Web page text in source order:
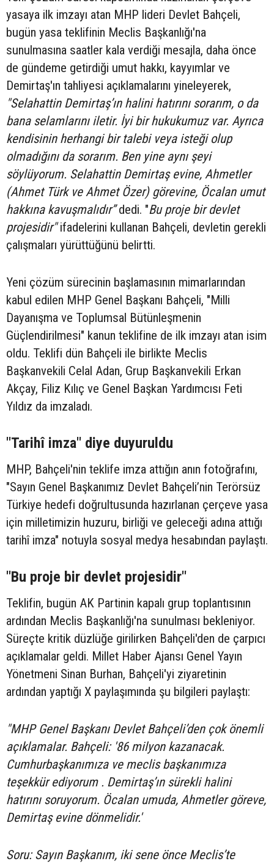
yasaya ilk imzayı atan MHP lideri Devlet Bahçeli,
bugün yasa teklifinin Meclis Başkanlığı'na
sunulmasına saatler kala verdiği mesajla, daha önce
de gündeme getirdiği umut hakkı, kayyımlar ve
Demirtaş'ın tahliyesi açıklamalarını yineleyerek,
"Selahattin Demirtaş’ın halini hatırını sorarım, o da
bana selamlarını iletir. İyi bir hukukumuz var. Ayrıca
kendisinin herhangi bir talebi veya isteği olup
olmadığını da sorarım. Ben yine aynı şeyi
söylüyorum. Selahattin Demirtaş evine, Ahmetler
(Ahmet Türk ve Ahmet Özer) görevine, Öcalan umut
hakkına kavuşmalıdır”dedi. "Bu proje bir devlet
projesidir"ifadelerini kullanan Bahçeli, devletin gerekli
çalışmaları yürüttüğünü belirtti.
Yeni çözüm sürecinin başlamasının mimarlarından
kabul edilen MHP Genel Başkanı Bahçeli, "Milli
Dayanışma ve Toplumsal Bütünleşmenin
Güçlendirilmesi" kanun teklifine de ilk imzayı atan isim
oldu. Teklifi dün Bahçeli ile birlikte Meclis
Başkanvekili Celal Adan, Grup Başkanvekili Erkan
Akçay, Filiz Kılıç ve Genel Başkan Yardımcısı Feti
Yıldız da imzaladı.
"Tarihî imza" diye duyuruldu
MHP, Bahçeli'nin teklife imza attığın anın fotoğrafını,
"Sayın Genel Başkanımız Devlet Bahçeli’nin Terörsüz
Türkiye hedefi doğrultusunda hazırlanan çerçeve yasa
için milletimizin huzuru, birliği ve geleceği adına attığı
tarihî imza" notuyla sosyal medya hesabından paylaştı.
"Bu proje bir devlet projesidir"
Teklifin, bugün AK Partinin kapalı grup toplantısının
ardından Meclis Başkanlığı'na sunulması bekleniyor.
Süreçte kritik düzlüğe girilirken Bahçeli'den de çarpıcı
açıklamalar geldi. Millet Haber Ajansı Genel Yayın
Yönetmeni Sinan Burhan, Bahçeli'yi ziyaretinin
ardından yaptığı X paylaşımında şu bilgileri paylaştı:
"MHP Genel Başkanı Devlet Bahçeli’den çok önemli
açıklamalar. Bahçeli: '86 milyon kazanacak.
Cumhurbaşkanımıza ve meclis başkanımıza
teşekkür ediyorum . Demirtaş’ın sürekli halini
hatırını soruyorum. Öcalan umuda, Ahmetler göreve,
Demirtaş evine dönmelidir.'
Soru: Sayın Başkanım, iki sene önce Meclis’te